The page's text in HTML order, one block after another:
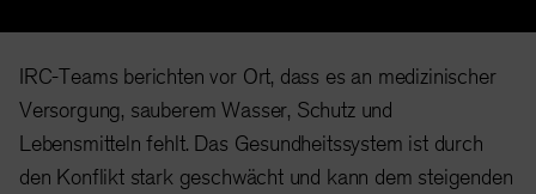
IRC-Teams berichten vor Ort, dass es an medizinischer
Versorgung, sauberem Wasser, Schutz und
Lebensmitteln fehlt. Das Gesundheitssystem ist durch
den Konflikt stark geschwächt und kann dem steigenden